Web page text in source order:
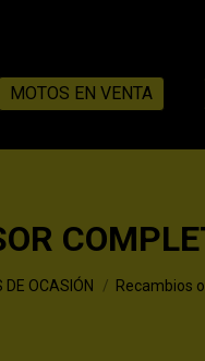
MOTOS EN VENTA
DE OCASIÓN Recambios